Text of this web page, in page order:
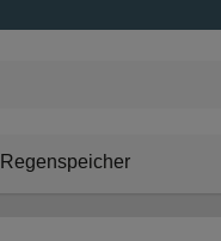
Regenspeicher